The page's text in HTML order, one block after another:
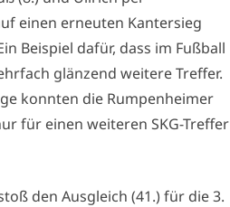
einen erneuten Kantersieg
Beispiel dafür, dass im Fußball
glänzend weitere Treffer.
konnten die Rumpenheimer
für einen weiteren SKG-Treffer
den Ausgleich (41.) für die 3.